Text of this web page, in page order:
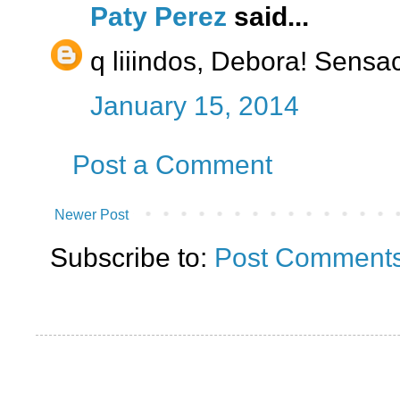
Paty Perez said...
q liiindos, Debora!
January 15, 2014
Post a Comment
Newer Post
Subscribe to: Post